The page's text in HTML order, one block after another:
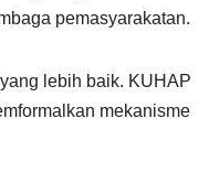
pemasyarakatan.
lebih baik. KUHAP
mekanisme